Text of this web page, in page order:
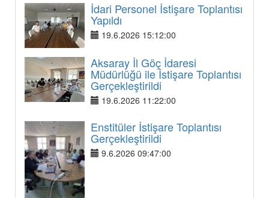
İdari Personel İstişare Toplantısı
Yapıldı
19.6.2026 15:12:00
Aksaray İl Göç İdaresi
Müdürlüğü ile İstişare Toplantısı
Gerçekleştirildi
19.6.2026 11:22:00
Enstitüler İstişare Toplantısı
Gerçekleştirildi
9.6.2026 09:47:00